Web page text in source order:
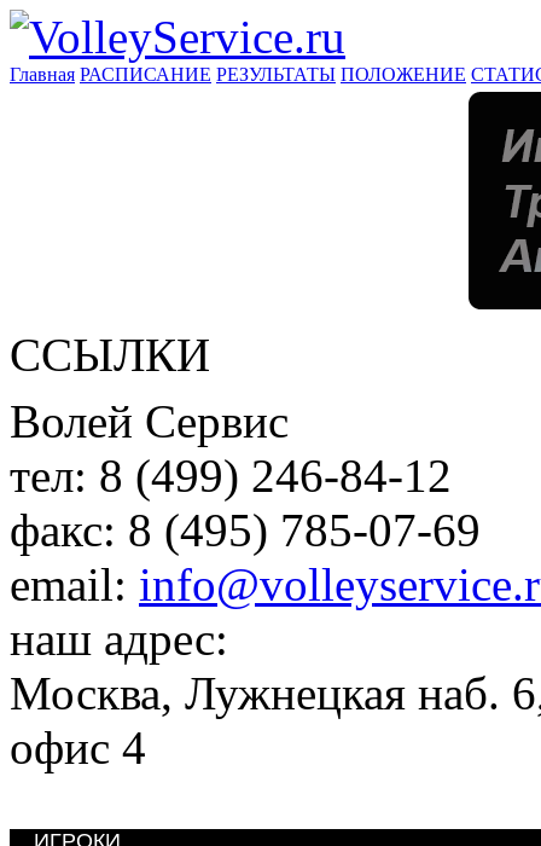
Главная РАСПИСАНИЕ РЕЗУЛЬТАТЫ ПОЛОЖЕНИЕ
ССЫЛКИ
Волей Сервис
тел: 8 (499) 246-84-12
факс: 8 (495) 785-07-69
email:
наш адрес:
Москва, Лужнецкая наб.
офис 4
ИГРОКИ